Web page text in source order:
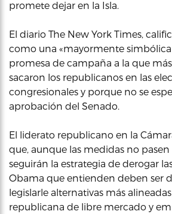
promete dejar en la Isla.
El diario The New York Times,
como una «mayormente
promesa de campaña a la que
sacaron los republicanos en las
congresionales y porque no se
aprobación del Senado.
El liderato republicano en la
que, aunque las medidas no pasen
seguirán la estrategia de derogar
Obama que entienden deben ser
legislarle alternativas más
republicana de libre mercado y